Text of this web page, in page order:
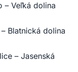
– Veľká dolina
Blatnická dolina
– Jasenská